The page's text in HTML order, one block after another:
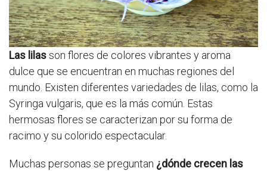
Las lilasson flores de colores vibrantes y aroma
dulce que se encuentran en muchas regiones del
mundo. Existen diferentes variedades de lilas, como la
Syringa vulgaris, que es la más común. Estas
hermosas flores se caracterizan por su forma de
racimo y su colorido espectacular.
Muchas personas se preguntan ¿dónde crecen las